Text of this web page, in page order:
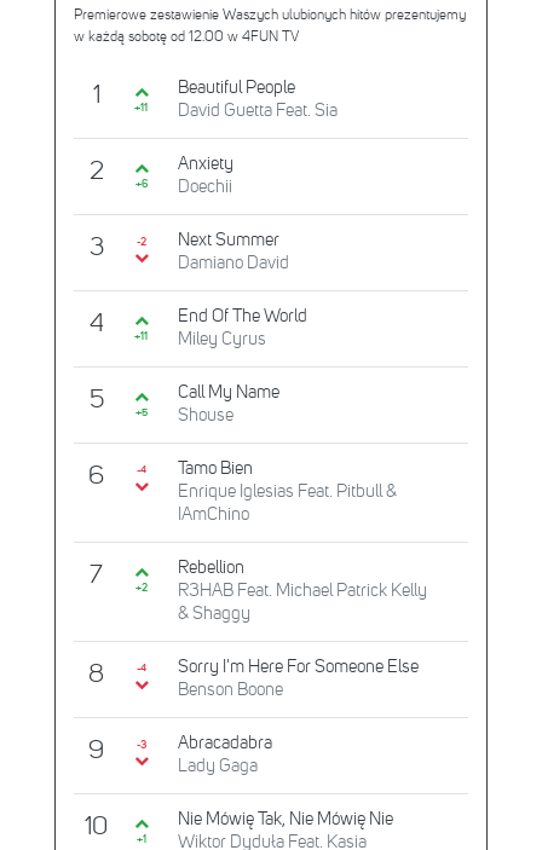
Premierowe zestawienie Waszych ulubionych hitów prezentujemy
w każdą sobotę od 12.00 w 4FUN TV
1 +11
Beautiful People
David Guetta Feat. Sia
2 +6
Anxiety
Doechii
3 -2
Next Summer
Damiano David
4 +11
End Of The World
Miley Cyrus
5 +5
Call My Name
Shouse
6 -4
Tamo Bien
Enrique Iglesias Feat. Pitbull &
IAmChino
7 +2
Rebellion
R3HAB Feat. Michael Patrick Kelly
& Shaggy
8 -4
Sorry I'm Here For Someone Else
Benson Boone
9 -3
Abracadabra
Lady Gaga
10 +1
Nie Mówię Tak, Nie Mówię Nie
Wiktor Dyduła Feat. Kasia